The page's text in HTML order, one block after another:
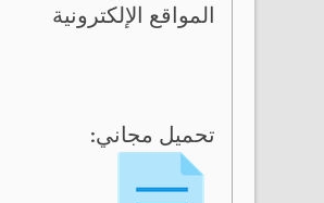
المواقع الإلكترونية
تحميل مجاني: